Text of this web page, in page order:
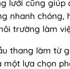
lưới cũng giúp
nhanh chóng,
trường làm
thang làm từ
một lựa chọn